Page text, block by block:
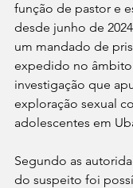
função de pastor e
desde junho de
um mandado de
expedido no
investigação que
exploração sexual
adolescentes em
Segundo as
do suspeito foi